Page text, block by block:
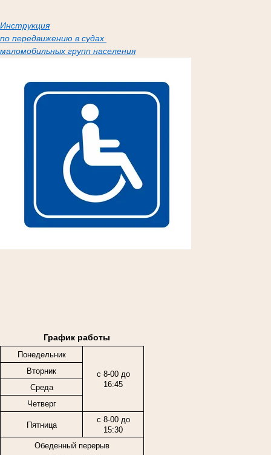
Инструкция
по передвижению в судах
маломобильных групп населения
График работы
Понедельник
с 8-00 до
16:45
Вторник
Среда
Четверг
Пятница
с 8-00 до
15:30
Обеденный перерыв